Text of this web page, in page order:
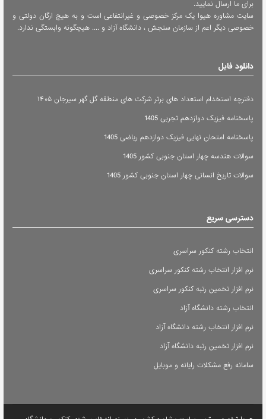
برای ما ارسال نمایید.
سایت مشاوره هیوا یک مرکز خصوصی و غیرانتفاعی است و به هیچ ارگان دولتی و
خصوصی دیگر اعم از سازمان سنجش ، دانشگاه آزاد و .... هیچگونه وابستگی ندارد.
دانلود فایل
دفترچه استخدام استعداد های برتر شرکت های منطقه گل گهر سیرجان ۱۴۰۵
پاسخنامه فیزیک دوازدهم تجربی 1405
پاسخنامه امتحان نهایی فیزیک دوازدهم ریاضی 1405
سوالات هندسه چهار استان جنوبی کشور 1405
سوالات تاریخ انسانی چهار استان جنوبی کشور 1405
دسترسی سریع
انتخاب رشته کنکور سراسری
نرم افزار انتخاب رشته کنکور سراسری
نرم افزار تخمین رتبه کنکور سراسری
انتخاب رشته دانشگاه آزاد
نرم افزار انتخاب رشته دانشگاه آزاد
نرم افزار تخمین رتبه دانشگاه آزاد
سامانه رفع مشکلات رایانه و موبایل